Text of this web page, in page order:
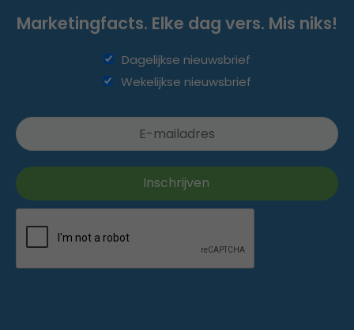
Marketingfacts. Elke dag vers. Mis niks!
Dagelijkse nieuwsbrief
Wekelijkse nieuwsbrief